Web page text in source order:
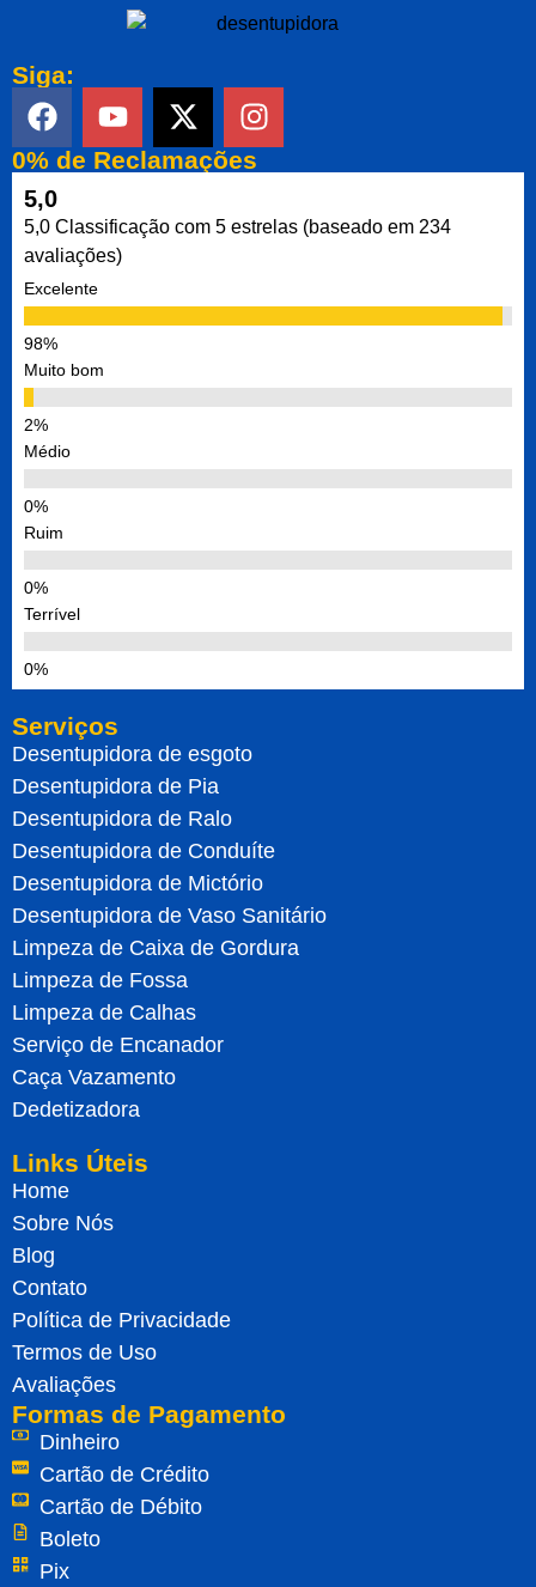
Siga:
0% de Reclamações
5,0
5,0 Classificação com 5 estrelas (baseado em 234
avaliações)
Excelente
Muito bom
Médio
Ruim
Terrível
Serviços
Desentupidora de esgoto
Desentupidora de Pia
Desentupidora de Ralo
Desentupidora de Conduíte
Desentupidora de Mictório
Desentupidora de Vaso Sanitário
Limpeza de Caixa de Gordura
Limpeza de Fossa
Limpeza de Calhas
Serviço de Encanador
Caça Vazamento
Dedetizadora
Links Úteis
Home
Sobre Nós
Blog
Contato
Política de Privacidade
Termos de Uso
Avaliações
Formas de Pagamento
Dinheiro
Cartão de Crédito
Cartão de Débito
Boleto
Pix